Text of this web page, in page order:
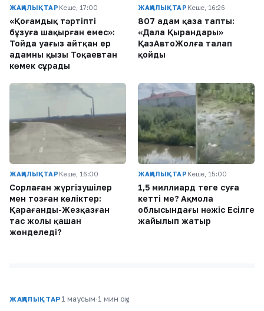
ЖАҢАЛЫҚТАР Кеше, 17:00
«Қоғамдық тәртіпті
бұзуға шақырған емес»:
Тойда уағыз айтқан ер
адамның қызы Тоқаевтан
көмек сұрады
ЖАҢАЛЫҚТАР Кеше, 16:26
807 адам қаза тапты:
«Дала Қырандары»
ҚазАвтоЖолға талап
қойды
ЖАҢАЛЫҚТАР Кеше, 16:00
Сорлаған жүргізушілер
мен тозған көліктер:
Қарағанды-Жезқазған
тас жолы қашан
жөнделеді?
ЖАҢАЛЫҚТАР Кеше, 15:00
1,5 миллиард теңге суға
кетті ме? Ақмола
облысындағы нәжіс Есілге
жайылып жатыр
ЖАҢАЛЫҚТАР 1 маусым·1 мин оқу